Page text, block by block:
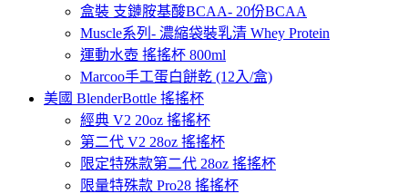
盒裝 支鏈胺基酸BCAA- 20份BCAA
Muscle系列- 濃縮袋裝乳清 Whey Protein
運動水壺 搖搖杯 800ml
Marcoo手工蛋白餅乾 (12入/盒)
美國 BlenderBottle 搖搖杯
經典 V2 20oz 搖搖杯
第二代 V2 28oz 搖搖杯
限定特殊款第二代 28oz 搖搖杯
限量特殊款 Pro28 搖搖杯